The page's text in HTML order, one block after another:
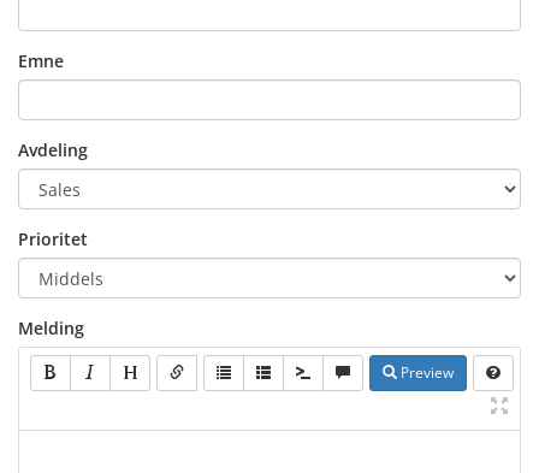
Emne
Avdeling
Prioritet
Melding
Preview